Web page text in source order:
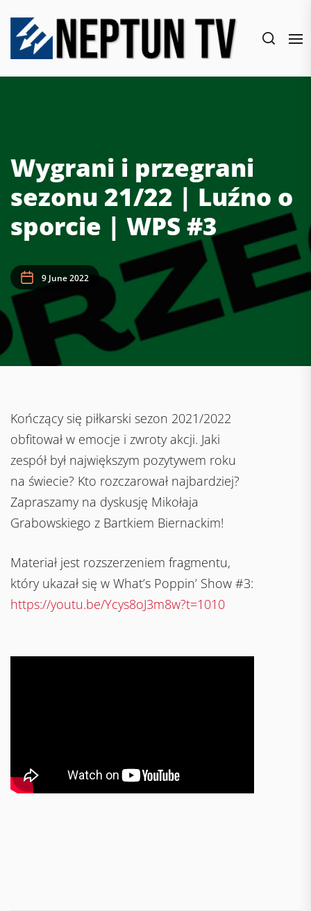
content
Wygrani i przegrani
sezonu 21/22 | Luźno o
sporcie | WPS #3
9 June 2022
Kończący się piłkarski sezon 2021/2022
obfitował w emocje i zwroty akcji. Jaki
zespół był największym pozytywem roku
na świecie? Kto rozczarował najbardziej?
Zapraszamy na dyskusję Mikołaja
Grabowskiego z Bartkiem Biernackim!
Materiał jest rozszerzeniem fragmentu,
który ukazał się w What’s Poppin’ Show #3:
https://youtu.be/Ycys8oJ3m8w?t=1010